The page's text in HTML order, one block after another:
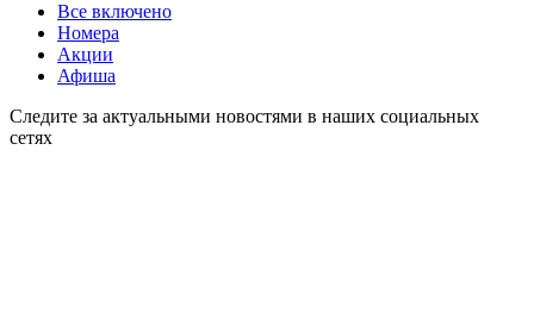
Все включено
Номера
Акции
Афиша
Следите за актуальными новостями в наших социальных
сетях